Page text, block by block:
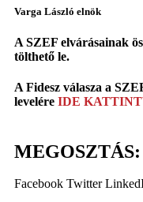
Varga László elnök
A SZEF elvárásainak
tölthető le.
A Fidesz válasza a
levelére IDE
MEGOSZTÁS:
Facebook Twitter